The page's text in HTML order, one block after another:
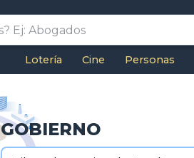
Lotería Cine Personas
GOBIERNO